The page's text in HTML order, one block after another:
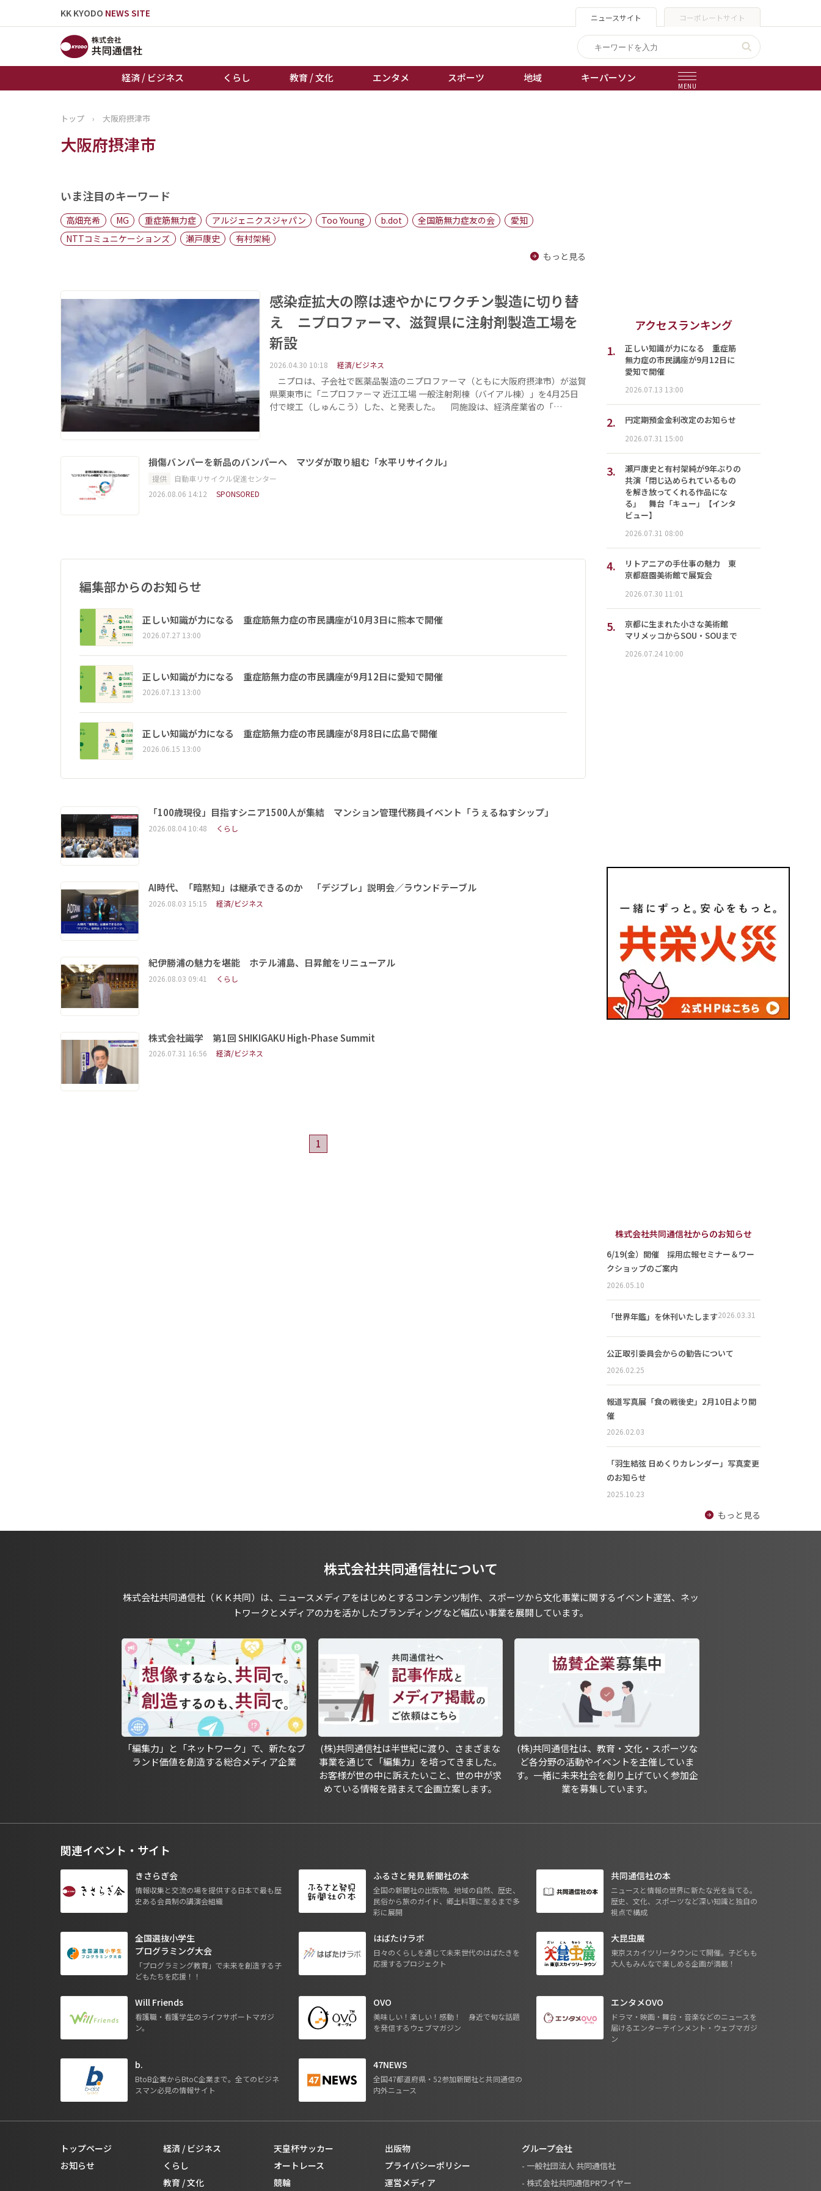
KK KYODO NEWS SITE ニュースサイト コーポレートサイト
経済 / ビジネス くらし 教育 / 文化 エンタメ スポーツ 地域 キーパーソン
MENU
トップページ
お知らせ
地域
棋王戦
トップ › 大阪府摂津市
大阪府摂津市
いま注目のキーワード
高畑充希 MG 重症筋無力症 アルジェニクスジャパン Too Young b.dot 全国筋無力症友の会
愛知
NTTコミュニケーションズ
瀬戸康史
有村架純
もっと見る
感染症拡大の際は速やかにワクチン製造に切り替
え ニプロファーマ、滋賀県に注射剤製造工場を
新設
2026.04.30 10:18 経済/ビジネス
ニプロは、子会社で医薬品製造のニプロファーマ（ともに大阪府摂津市）が滋賀
県栗東市に「ニプロファーマ 近江工場 一般注射剤棟（バイアル棟）」を4月25日
付で竣工（しゅんこう）した、と発表した。 同施設は、経済産業省の「…
損傷バンパーを新品のバンパーへ マツダが取り組む「水平リサイクル」
提供
自動車リサイクル促進センター
2026.08.06 14:12
SPONSORED
編集部からのお知らせ
正しい知識が力になる 重症筋無力症の市民講座が10月3日に熊本で開催
2026.07.27 13:00
正しい知識が力になる 重症筋無力症の市民講座が9月12日に愛知で開催
2026.07.13 13:00
正しい知識が力になる 重症筋無力症の市民講座が8月8日に広島で開催
2026.06.15 13:00
「100歳現役」目指すシニア1500人が集結 マンション管理代務員イベント「うぇるねすシップ」
2026.08.04 10:48 くらし
AI時代、「暗黙知」は継承できるのか 「デジブレ」説明会／ラウンドテーブル
2026.08.03 15:15 経済/ビジネス
紀伊勝浦の魅力を堪能 ホテル浦島、日昇館をリニューアル
2026.08.03 09:41 くらし
株式会社識学 第1回 SHIKIGAKU High-Phase Summit
2026.07.31 16:56 経済/ビジネス
1
アクセスランキング
1.
正しい知識が力になる 重症筋
無力症の市民講座が9月12日に
愛知で開催
2026.07.13 13:00
2. 円定期預金金利改定のお知らせ
2026.07.31 15:00
3.
瀬戸康史と有村架純が9年ぶりの
共演「閉じ込められているもの
を解き放ってくれる作品にな
る」 舞台「キュー」【インタ
ビュー】
2026.07.31 08:00
4.
リトアニアの手仕事の魅力 東
京都庭園美術館で展覧会
2026.07.30 11:01
5.
京都に生まれた小さな美術館
マリメッコからSOU・SOUまで
2026.07.24 10:00
株式会社共同通信社からのお知らせ
6/19(金）開催 採用広報セミナー＆ワー
クショップのご案内
2026.05.10
「世界年鑑」を休刊いたします2026.03.31
公正取引委員会からの勧告について
2026.02.25
報道写真展「食の戦後史」2月10日より開
催
2026.02.03
「羽生結弦 日めくりカレンダー」写真変更
のお知らせ
2025.10.23
もっと見る
株式会社共同通信社について
株式会社共同通信社（ＫＫ共同）は、ニュースメディアをはじめとするコンテンツ制作、スポーツから文化事業に関するイベント運営、ネッ
トワークとメディアの力を活かしたブランディングなど幅広い事業を展開しています。
「編集力」と「ネットワーク」で、新たなブ
ランド価値を創造する総合メディア企業
(株)共同通信社は半世紀に渡り、さまざまな
事業を通じて「編集力」を培ってきました。
お客様が世の中に訴えたいこと、世の中が求
めている情報を踏まえて企画立案します。
(株)共同通信社は、教育・文化・スポーツな
ど各分野の活動やイベントを主催していま
す。一緒に未来社会を創り上げていく参加企
業を募集しています。
関連イベント・サイト
きさらぎ会
情報収集と交流の場を提供する日本で最も歴
史ある会員制の講演会組織
ふるさと発見 新聞社の本
全国の新聞社の出版物。地域の自然、歴史、
民俗から旅のガイド、郷土料理に至るまで多
彩に展開
共同通信社の本
ニュースと情報の世界に新たな光を当てる。
歴史、文化、スポーツなど深い知識と独自の
視点で構成
全国選抜小学生
プログラミング大会
「プログラミング教育」で未来を創造する子
どもたちを応援！！
はばたけラボ
日々のくらしを通じて未来世代のはばたきを
応援するプロジェクト
大昆虫展
東京スカイツリータウンにて開催。子どもも
大人もみんなで楽しめる企画が満載！
Will Friends
看護職・看護学生のライフサポートマガジ
ン。
OVO
美味しい！楽しい！感動！ 身近で旬な話題
を発信するウェブマガジン
エンタメOVO
ドラマ・映画・舞台・音楽などのニュースを
届けるエンターテインメント・ウェブマガジ
ン
b.
BtoB企業からBtoC企業まで。全てのビジネ
スマン必見の情報サイト
47NEWS
全国47都道府県・52参加新聞社と共同通信の
内外ニュース
トップページ
お知らせ
経済 / ビジネス
くらし
教育 / 文化
天皇杯サッカー
オートレース
競輪
出版物
プライバシーポリシー
運営メディア
グループ会社
- 一般社団法人 共同通信社
- 株式会社共同通信PRワイヤー